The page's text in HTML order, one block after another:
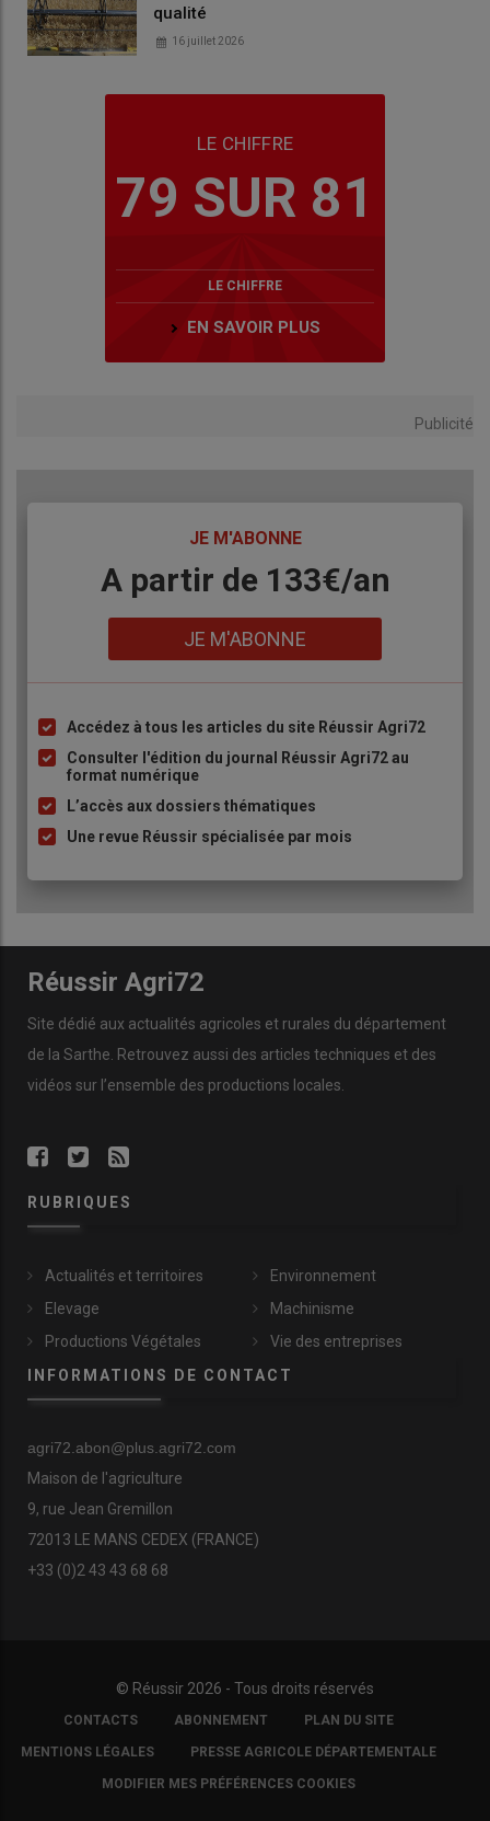
qualité
16 juillet 2026
LE CHIFFRE
79 SUR 81
LE CHIFFRE
EN SAVOIR PLUS
Publicité
JE M'ABONNE
BodyA partir de 133€/an
JE M'ABONNE
Liste
à
puce
Accédez à tous les articles du site Réussir Agri72
Consulter l'édition du journal Réussir Agri72 au
format numérique
L’accès aux dossiers thématiques
Une revue Réussir spécialisée par mois
Réussir Agri72
Site dédié aux actualités agricoles et rurales du département
de la Sarthe. Retrouvez aussi des articles techniques et des
vidéos sur l’ensemble des productions locales.
RUBRIQUES
Actualités et territoires
Elevage
Productions Végétales
Environnement
Machinisme
Vie des entreprises
INFORMATIONS DE CONTACT
agri72.abon@plus.agri72.com
Maison de l'agriculture
9, rue Jean Gremillon
72013 LE MANS CEDEX (FRANCE)
+33 (0)2 43 43 68 68
© Réussir 2026 - Tous droits réservés
FOOTER
COPYRIGHT
CONTACTS ABONNEMENT PLAN DU SITE
MENTIONS LÉGALES PRESSE AGRICOLE DÉPARTEMENTALE
MODIFIER MES PRÉFÉRENCES COOKIES